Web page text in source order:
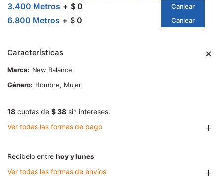
3.400 Metros $ 0 Canjear
6.800 Metros $ 0 Canjear
Características
Marca
New Balance
Género
Hombre, Mujer
18 cuotas de $ 38 sin intereses.
Ver todas las formas de pago
Recibelo entre hoy y lunes
Ver todas las formas de envíos